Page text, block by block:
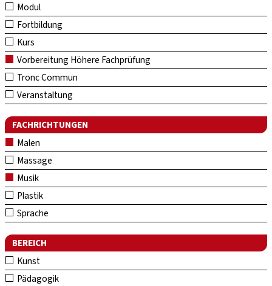
Modul
Fortbildung
Kurs
Vorbereitung Höhere Fachprüfung
Tronc Commun
Veranstaltung
FACHRICHTUNGEN
Malen
Massage
Musik
Plastik
Sprache
BEREICH
Kunst
Pädagogik